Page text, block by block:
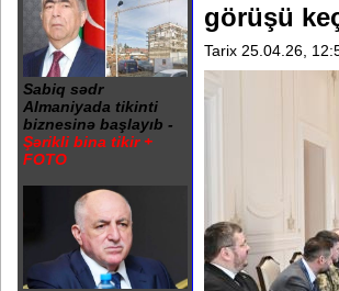
Sabiq sədr
Almaniyada tikinti
biznesinə başlayıb -
Şərikli bina tikir +
FOTO
görüşü
Tarix 25.04.26,